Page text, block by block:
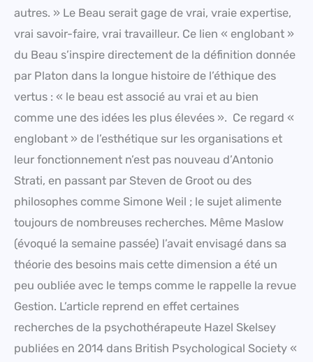
autres. » Le Beau serait gage de vrai, vraie expertise,
vrai savoir-faire, vrai travailleur. Ce lien « englobant »
du Beau s’inspire directement de la définition donnée
par Platon dans la longue histoire de l’éthique des
vertus : « le beau est associé au vrai et au bien
comme une des idées les plus élevées ». Ce regard «
englobant » de l’esthétique sur les organisations et
leur fonctionnement n’est pas nouveau d’Antonio
Strati, en passant par Steven de Groot ou des
philosophes comme Simone Weil ; le sujet alimente
toujours de nombreuses recherches. Même Maslow
(évoqué la semaine passée) l’avait envisagé dans sa
théorie des besoins mais cette dimension a été un
peu oubliée avec le temps comme le rappelle la revue
Gestion. L’article reprend en effet certaines
recherches de la psychothérapeute Hazel Skelsey
publiées en 2014 dans British Psychological Society «